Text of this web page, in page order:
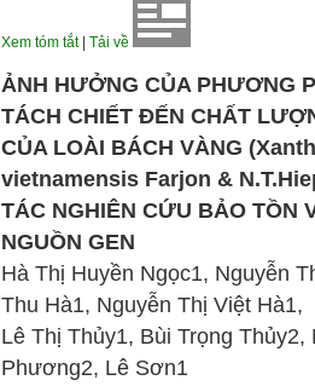
Xem tóm tắt| Tải về
ẢNH HƯỞNG CỦA PHƯƠNG
TÁCH CHIẾT ĐẾN CHẤT
CỦA LOÀI BÁCH VÀNG
vietnamensis Farjon &
TÁC NGHIÊN CỨU BẢO TỒN
NGUỒN GEN
Hà Thị Huyền Ngọc1, Nguyễn
Thu Hà1, Nguyễn Thị Việt Hà1,
Lê Thị Thủy1, Bùi Trọng Thủy2,
Phương2, Lê Sơn1